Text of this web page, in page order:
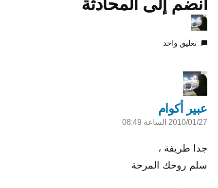
تعليق واحد
عبير أكوام
قال:
2010/01/27 الساعة 08:49
جدا طريفة ،
سلم روحك المرحة